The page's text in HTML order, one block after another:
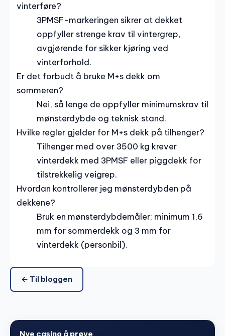
vinterføre?
3PMSF-markeringen sikrer at dekket
oppfyller strenge krav til vintergrep,
avgjørende for sikker kjøring ved
vinterforhold.
Er det forbudt å bruke M+s dekk om
sommeren?
Nei, så lenge de oppfyller minimumskrav til
mønsterdybde og teknisk stand.
Hvilke regler gjelder for M+s dekk på tilhenger?
Tilhenger med over 3500 kg krever
vinterdekk med 3PMSF eller piggdekk for
tilstrekkelig veigrep.
Hvordan kontrollerer jeg mønsterdybden på
dekkene?
Bruk en mønsterdybdemåler; minimum 1,6
mm for sommerdekk og 3 mm for
vinterdekk (personbil).
← Til bloggen
Nye casino å prøve